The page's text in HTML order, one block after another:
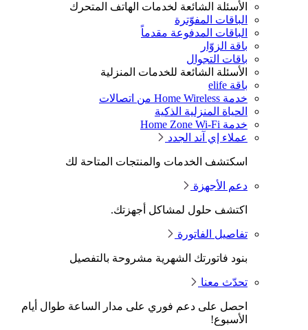
الأسئلة الشائعة لخدمات الهاتف المتحرك
الباقات المفوّترة
الباقات المدفوعة مقدماً
باقة الزوّار
باقات التجوال
الأسئلة الشائعة للخدمات المنزلية
الحياة المنزلية الذكية
عملاء إي آند الجدد
اسكتشف الخدمات والمنتجات المتاحة لك
دعم الأجهزة
اكتشف حلول لمشاكل أجهزتك.
تفاصيل الفاتورة
بنود فاتورتك الشهرية مشروحة بالتفصيل
تحدّث معنا
احصل على دعم فوري على مدار الساعة طوال أيام